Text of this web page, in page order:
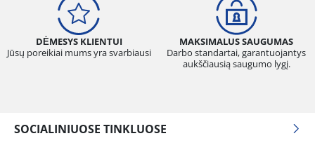
DĖMESYS KLIENTUI
Jūsų poreikiai mums yra svarbiausi
MAKSIMALUS SAUGUMAS
Darbo standartai, garantuojantys
aukščiausią saugumo lygį.
SOCIALINIUOSE TINKLUOSE